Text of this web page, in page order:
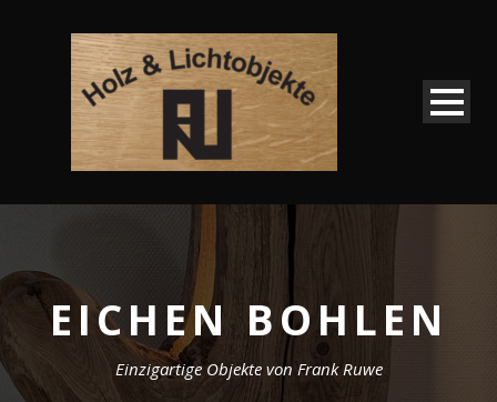
EICHEN BOHLEN
Einzigartige Objekte von Frank Ruwe